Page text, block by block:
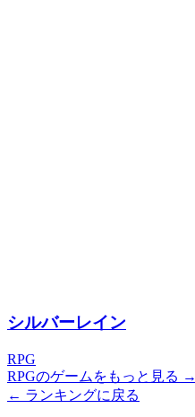
シルバーレイン
RPG
RPGのゲームをもっと見る →
← ランキングに戻る